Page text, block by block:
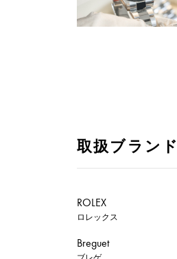
取扱ブランド
ROLEX
ロレックス
Breguet